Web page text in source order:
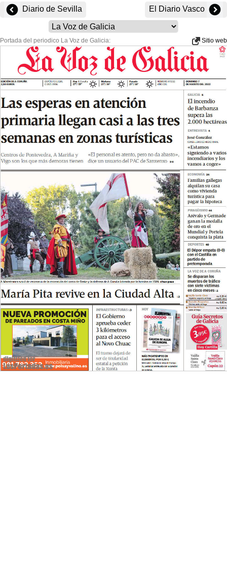
Diario de Sevilla El Diario Vasco
Portada del periodico La Voz de Galicia: Sitio web